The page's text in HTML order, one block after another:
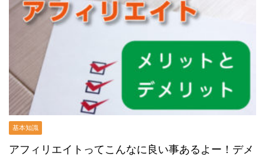
基本知識
アフィリエイトってこんなに良い事あるよー！デメ